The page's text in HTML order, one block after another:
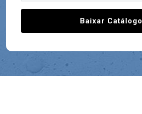
Baixar Catálogo